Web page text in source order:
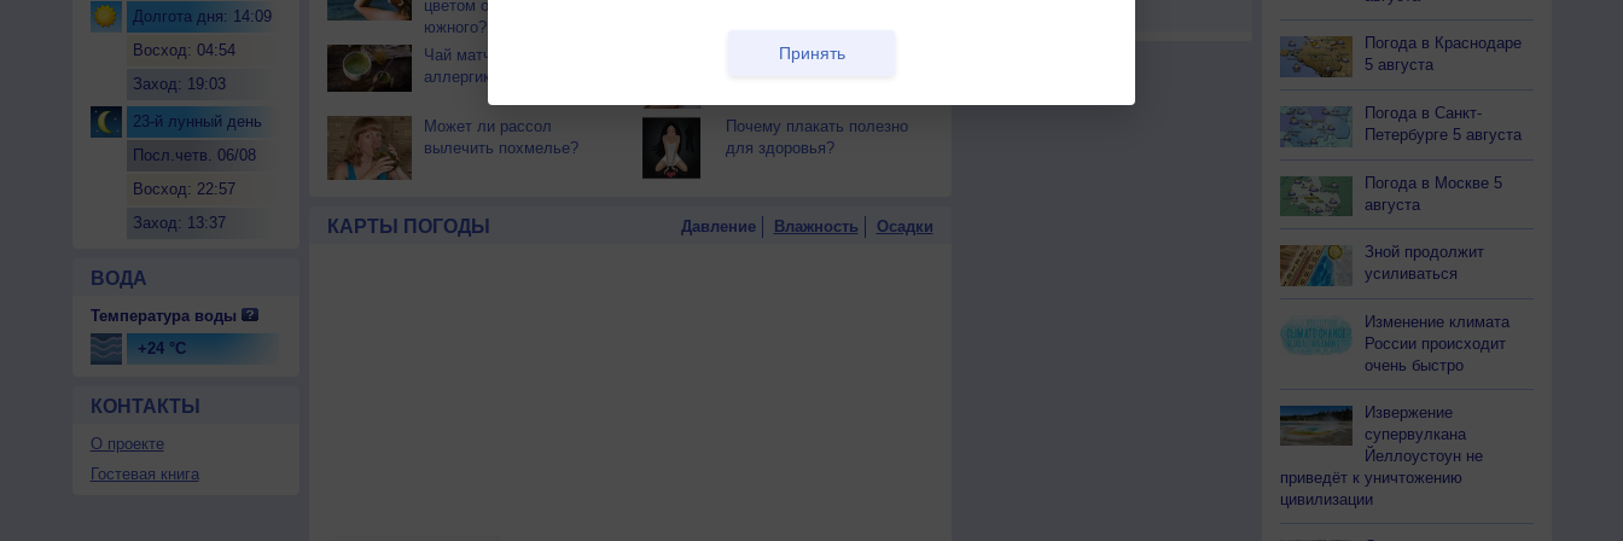
Долгота дня: 14:09
Восход: 04:54
Заход: 19:03
23-й лунный день
Посл.четв. 06/08
Восход: 22:57
Заход: 13:37
ВОДА
Температура воды
+24 °C
КОНТАКТЫ
О проекте
Гостевая книга
цветом отличается от
южного?
Чай матча может помочь
аллергикам
Почему люди
Может ли рассол
вылечить похмелье?
Почему плакать полезно
для здоровья?
КАРТЫ ПОГОДЫ Давление Влажность Осадки
Погода в Краснодаре
5 августа
Погода в Санкт-
Петербурге 5 августа
Погода в Москве 5
августа
Зной продолжит
усиливаться
Изменение климата
России происходит
очень быстро
Извержение
супервулкана
Йеллоустоун не
приведёт к уничтожению
цивилизации
Принять